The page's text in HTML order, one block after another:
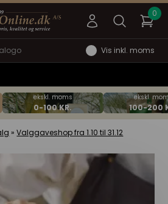
Vis inkl. moms
»Valggaveshop fra 1.10 til 31.12